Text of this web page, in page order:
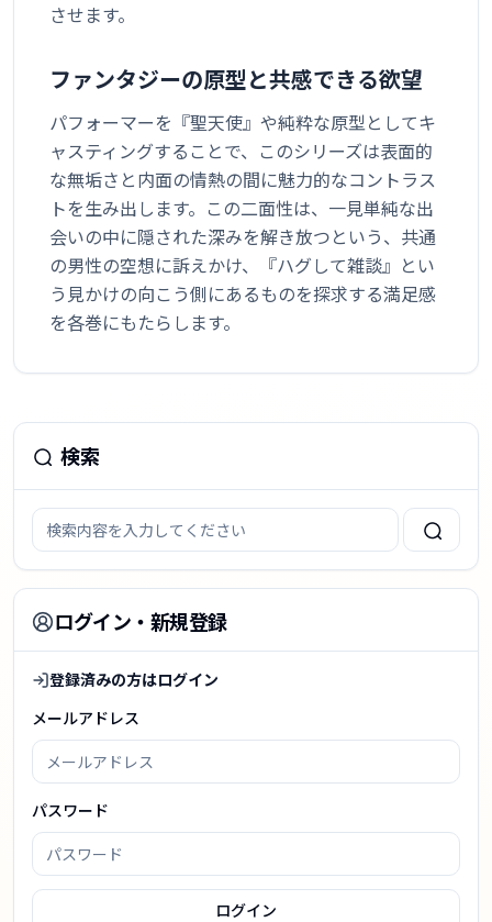
させます。
ファンタジーの原型と共感できる欲望
パフォーマーを『聖天使』や純粋な原型としてキ
ャスティングすることで、このシリーズは表面的
な無垢さと内面の情熱の間に魅力的なコントラス
トを生み出します。この二面性は、一見単純な出
会いの中に隠された深みを解き放つという、共通
の男性の空想に訴えかけ、『ハグして雑談』とい
う見かけの向こう側にあるものを探求する満足感
を各巻にもたらします。
検索
ログイン・新規登録
登録済みの方はログイン
メールアドレス
パスワード
ログイン